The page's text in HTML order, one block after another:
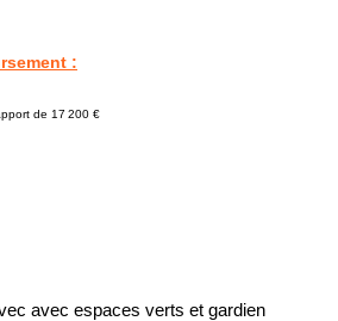
:
de 17 200 €
avec espaces verts et gardien